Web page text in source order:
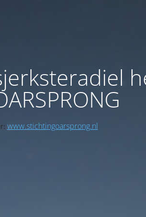
www.stichtingoarsprong.nl